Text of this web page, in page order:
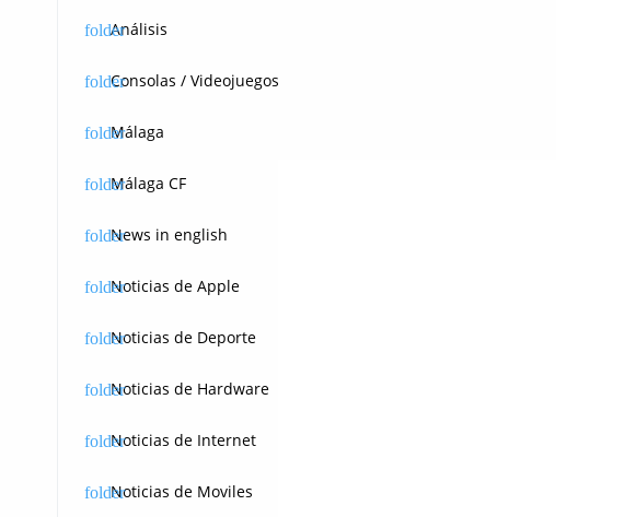
Análisis
Consolas / Videojuegos
Málaga
Málaga CF
News in english
Noticias de Apple
Noticias de Deporte
Noticias de Hardware
Noticias de Internet
Noticias de Moviles